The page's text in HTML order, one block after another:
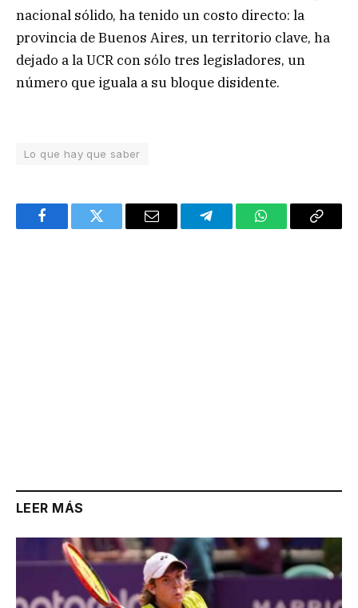
nacional sólido, ha tenido un costo directo: la
provincia de Buenos Aires, un territorio clave, ha
dejado a la UCR con sólo tres legisladores, un
número que iguala a su bloque disidente.
Lo que hay que saber
FacebookTwitter Email TelegramWhatsAppCopy
LEER MÁS